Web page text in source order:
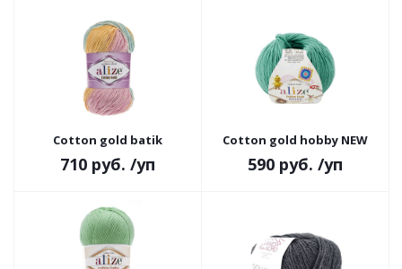
Cotton gold batik
710 руб. /уп
Cotton gold hobby NEW
590 руб. /уп